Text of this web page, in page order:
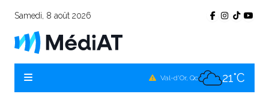
Samedi, 8 août 2026
Val-d'Or, Qc 21°C